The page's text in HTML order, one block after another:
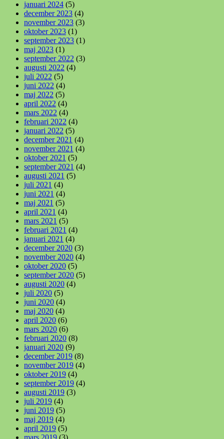
januari 2024 (5)
december 2023 (4)
november 2023 (3)
oktober 2023 (1)
september 2023 (1)
maj 2023 (1)
september 2022 (3)
augusti 2022 (4)
juli 2022 (5)
juni 2022 (4)
maj 2022 (5)
april 2022 (4)
mars 2022 (4)
februari 2022 (4)
januari 2022 (5)
december 2021 (4)
november 2021 (4)
oktober 2021 (5)
september 2021 (4)
augusti 2021 (5)
juli 2021 (4)
juni 2021 (4)
maj 2021 (5)
april 2021 (4)
mars 2021 (5)
februari 2021 (4)
januari 2021 (4)
december 2020 (3)
november 2020 (4)
oktober 2020 (5)
september 2020 (5)
augusti 2020 (4)
juli 2020 (5)
juni 2020 (4)
maj 2020 (4)
april 2020 (6)
mars 2020 (6)
februari 2020 (8)
januari 2020 (9)
december 2019 (8)
november 2019 (4)
oktober 2019 (4)
september 2019 (4)
augusti 2019 (3)
juli 2019 (4)
juni 2019 (5)
maj 2019 (4)
april 2019 (5)
mars 2019 (3)